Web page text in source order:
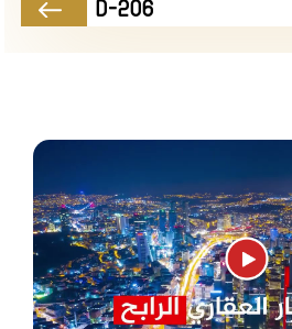
الحكومي (Beylikdüzü Devlet Hastanesi) ، ومستشفى
يقدم فعاليات مختلفة ،
والمؤتمرات الثقافية ،
، كالحفلات الغنائية
جانب الأعمال المسرحية .
دوزو بمنتزهاتها الخضراء
بالمجمعات السكنية في
D-206